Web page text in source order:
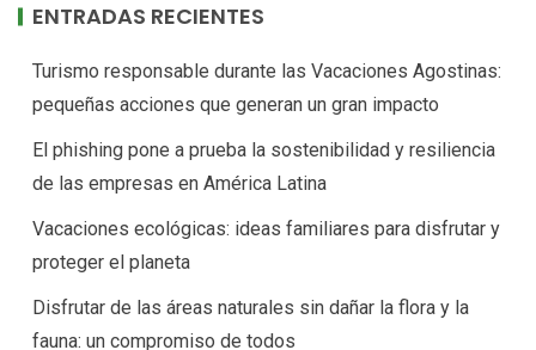
ENTRADAS RECIENTES
Turismo responsable durante las Vacaciones Agostinas:
pequeñas acciones que generan un gran impacto
El phishing pone a prueba la sostenibilidad y resiliencia
de las empresas en América Latina
Vacaciones ecológicas: ideas familiares para disfrutar y
proteger el planeta
Disfrutar de las áreas naturales sin dañar la flora y la
fauna: un compromiso de todos